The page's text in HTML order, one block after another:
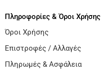
Πληροφορίες & Όροι Χρήσης
Όροι Χρήσης
Επιστροφές / Αλλαγές
Πληρωμές & Ασφάλεια